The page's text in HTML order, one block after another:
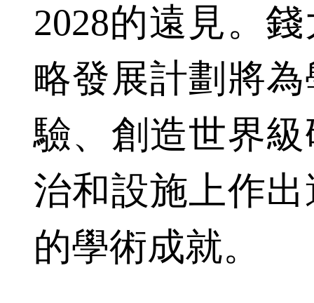
2028的遠見。
略發展計劃將
驗、創造世界
治和設施上作
的學術成就。